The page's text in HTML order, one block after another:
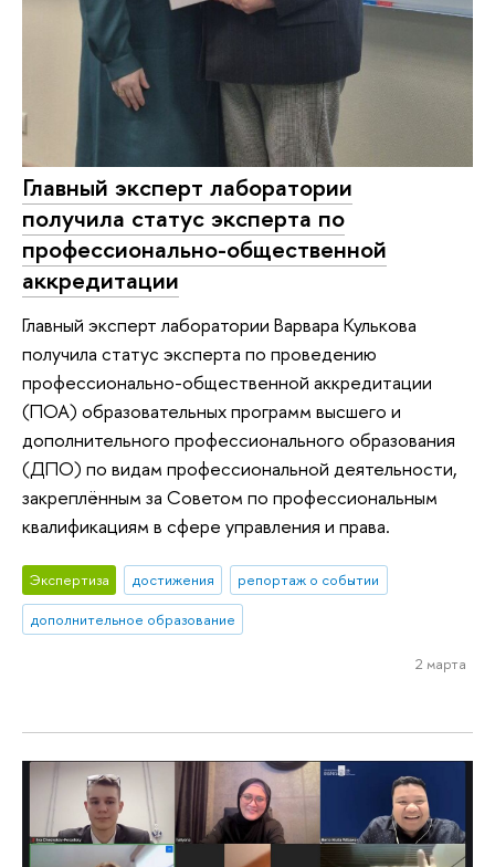
Главный эксперт лаборатории
получила статус эксперта по
профессионально-общественной
аккредитации
Главный эксперт лаборатории Варвара Кулькова
получила статус эксперта по проведению
профессионально-общественной аккредитации
(ПОА) образовательных программ высшего и
дополнительного профессионального образования
(ДПО) по видам профессиональной деятельности,
закреплённым за Советом по профессиональным
квалификациям в сфере управления и права.
Экспертиза достижения
репортаж о событии
дополнительное образование
2 марта